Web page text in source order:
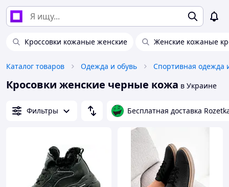
Кроссовки кожаные женские Женские кожаные
Каталог товаров Одежда и обувь Спортивная одежда
Кросовки женские черные кожа в Украине
Фильтры Бесплатная доставка